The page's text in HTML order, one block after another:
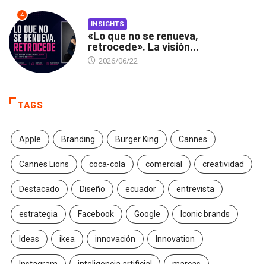
4
INSIGHTS
«Lo que no se renueva,
retrocede». La visión...
2026/06/22
TAGS
Apple Branding Burger King Cannes
Cannes Lions coca-cola comercial creatividad
Destacado Diseño ecuador entrevista
estrategia Facebook Google Iconic brands
Ideas ikea innovación Innovation